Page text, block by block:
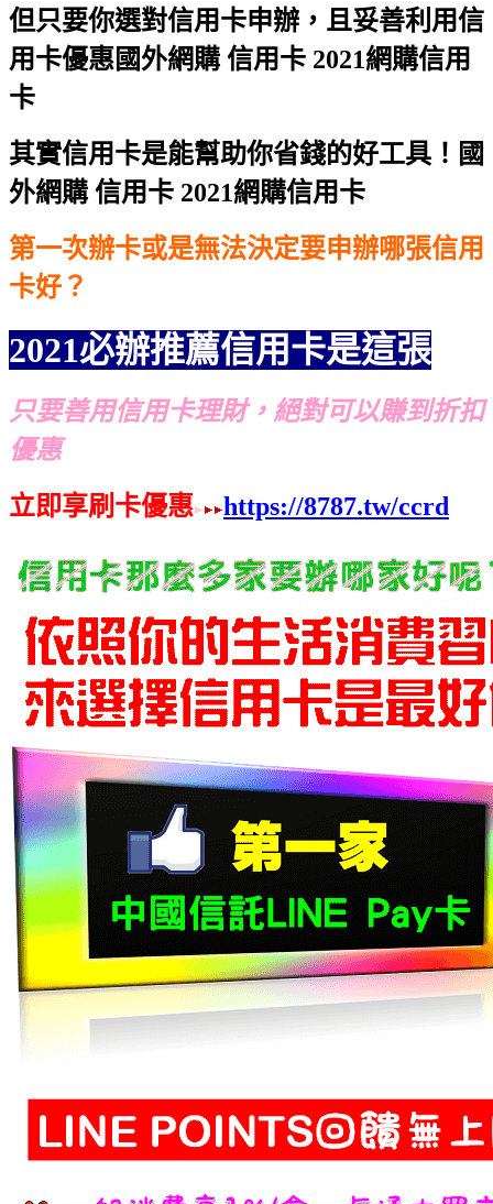
但只要你選對信用卡申辦，且妥善利用信
用卡優惠國外網購 信用卡 2021網購信用
卡
其實信用卡是能幫助你省錢的好工具！ 國
外網購 信用卡 2021網購信用卡
第一次辦卡或是無法決定要申辦哪張信用
卡好？
2021必辦推薦信用卡是這張
只要善用信用卡理財，絕對可以賺到折扣
優惠
立即享刷卡優惠
https://8787.tw/ccrd